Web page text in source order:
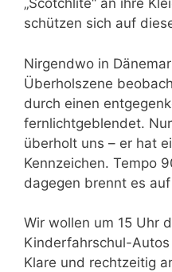
„Scotchlite“ an ihre
schützen sich auf
Nirgendwo in
Überholszene
durch einen
fernlichtgeblendet.
überholt uns – er hat
Kennzeichen. Tempo
dagegen brennt es
Wir wollen um 15 Uhr
Kinderfahrschul-
Klare und rechtzeitig